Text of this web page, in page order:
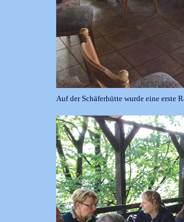
Auf der Schäferhütte wurde eine erste